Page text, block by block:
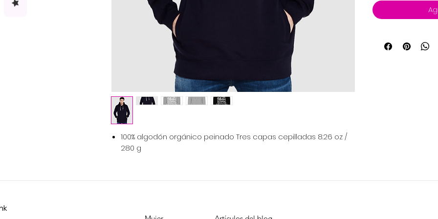
100% algodón orgánico peinado Tres capas cepilladas 8.26 oz /
280 g